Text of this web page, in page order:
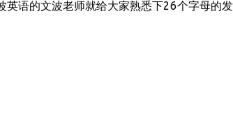
语的文波老师就给大家熟悉下26个字母的发